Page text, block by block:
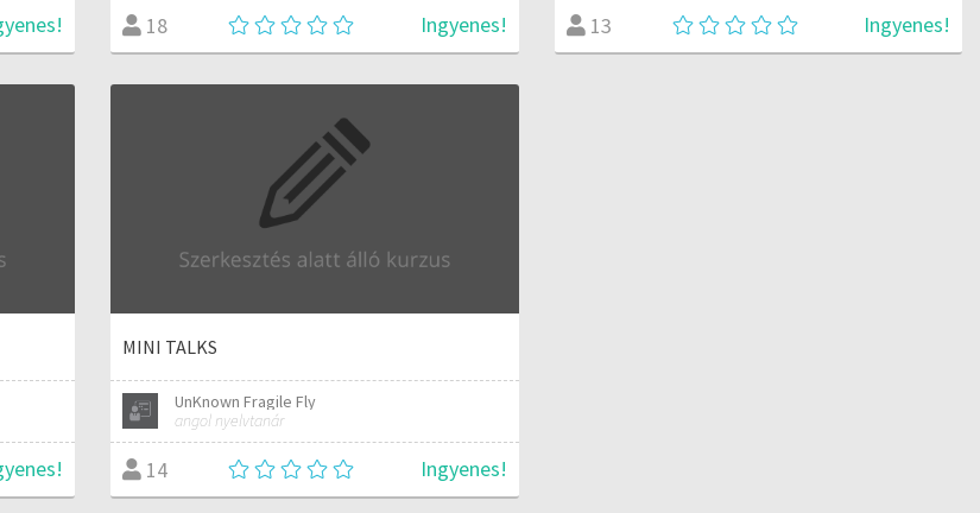
18 Ingyenes! 13 Ingyenes!
MINI TALKS
UnKnown Fragile Fly
angol nyelvtanár
14 Ingyenes!